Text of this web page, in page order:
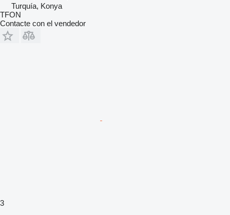
Turquía, Konya
TFON
Contacte con el vendedor
3